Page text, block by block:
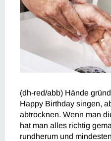
(dh-red/abb) Hände
Happy Birthday singen,
abtrocknen. Wenn man
hat man alles richtig
rundherum und